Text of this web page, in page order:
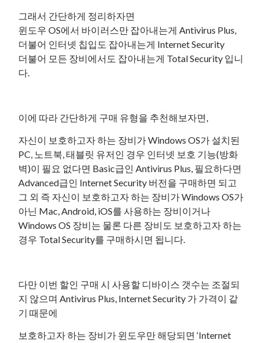
그래서 간단하게 정리하자면
윈도우 OS에서 바이러스만 잡아내는게 Antivirus Plus,
더불어 인터넷 칩입도 잡아내는게 Internet Security
더불어 모든 장비에서도 잡아내는게 Total Security 입니
다.
이에 따라 간단하게 구매 유형을 추천해보자면,
자신이 보호하고자 하는 장비가 Windows OS가 설치된
PC, 노트북, 태블릿 유저인 경우 인터넷 보호 기능(방화
벽)이 필요 없다면 Basic급인 Antivirus Plus, 필요하다면
Advanced급인 Internet Security 버전을 구매하면 되고
그 외 즉 자신이 보호하고자 하는 장비가 Windows OS가
아닌 Mac, Android, iOS를 사용하는 장비이거나
Windows OS 장비는 물론 다른 장비도 보호하고자 하는
경우 Total Security를 구매하시면 됩니다.
다만 이번 할인 구매 시 사용할 디바이스 갯수는 조절되
지 않으며 Antivirus Plus, Internet Security 가 가격이 같
기 때문에
보호하고자 하는 장비가 윈도우만 해당되면 ‘Internet